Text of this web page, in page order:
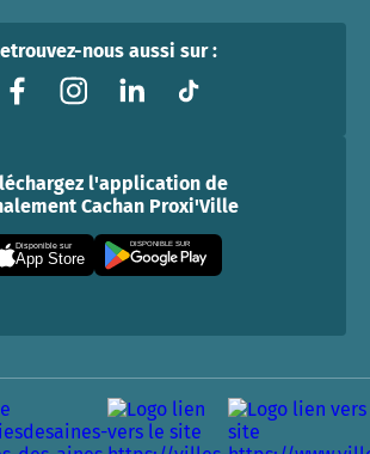
nous aussi sur :
l'application de
Cachan Proxi'Ville
Disponible sur
App Store
DISPONIBLE SUR